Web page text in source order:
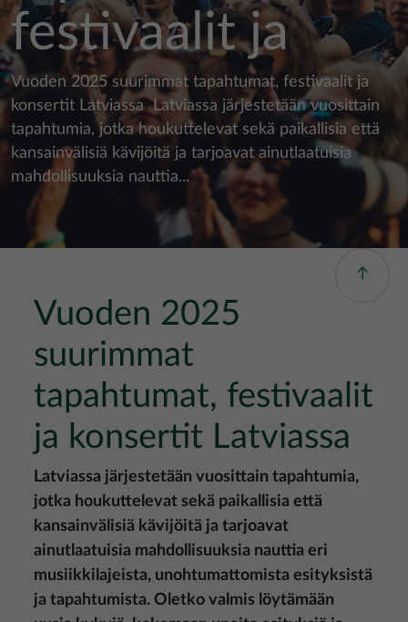
festivaalit ja
Vuoden 2025 suurimmat tapahtumat, festivaalit ja
konsertit Latviassa Latviassa järjestetään vuosittain
tapahtumia, jotka houkuttelevat sekä paikallisia että
kansainvälisiä kävijöitä ja tarjoavat ainutlaatuisia
mahdollisuuksia nauttia...
Vuoden 2025
suurimmat
tapahtumat, festivaalit
ja konsertit Latviassa
Latviassa järjestetään vuosittain tapahtumia,
jotka houkuttelevat sekä paikallisia että
kansainvälisiä kävijöitä ja tarjoavat
ainutlaatuisia mahdollisuuksia nauttia eri
musiikkilajeista, unohtumattomista esityksistä
ja tapahtumista. Oletko valmis löytämään